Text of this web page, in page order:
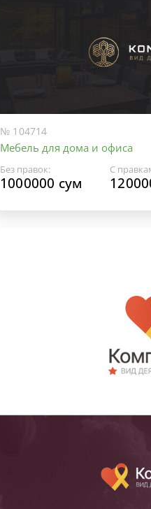
№ 104714
Мебель для дома и офиса
Без правок:
1000000 сум
С